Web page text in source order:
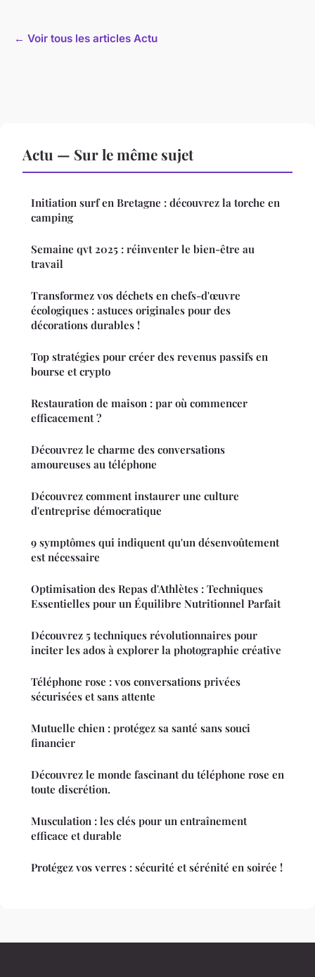
← Voir tous les articles Actu
Actu — Sur le même sujet
Initiation surf en Bretagne : découvrez la torche en
camping
Semaine qvt 2025 : réinventer le bien-être au
travail
Transformez vos déchets en chefs-d'œuvre
écologiques : astuces originales pour des
décorations durables !
Top stratégies pour créer des revenus passifs en
bourse et crypto
Restauration de maison : par où commencer
efficacement ?
Découvrez le charme des conversations
amoureuses au téléphone
Découvrez comment instaurer une culture
d'entreprise démocratique
9 symptômes qui indiquent qu'un désenvoûtement
est nécessaire
Optimisation des Repas d'Athlètes : Techniques
Essentielles pour un Équilibre Nutritionnel Parfait
Découvrez 5 techniques révolutionnaires pour
inciter les ados à explorer la photographie créative
Téléphone rose : vos conversations privées
sécurisées et sans attente
Mutuelle chien : protégez sa santé sans souci
financier
Découvrez le monde fascinant du téléphone rose en
toute discrétion.
Musculation : les clés pour un entraînement
efficace et durable
Protégez vos verres : sécurité et sérénité en soirée !